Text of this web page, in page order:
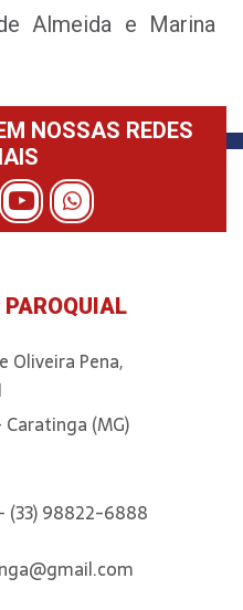
Almeida e Marina
NOSSAS REDES
Oliveira Pena,
(MG)
(33) 98822-6888